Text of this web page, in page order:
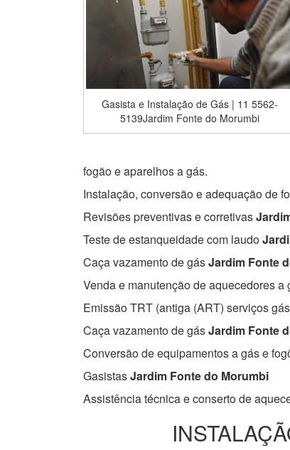
Gasista e Instalação de Gás | 11 5562-
5139Jardim Fonte do Morumbi
fogão e aparelhos a gás.
Instalação, conversão e adequação de
Revisões preventivas e corretivas
Teste de estanqueidade com laudo
Caça vazamento de gásJardim Fonte
Venda e manutenção de aquecedores a
Emissão TRT (antiga (ART) serviços gás
Caça vazamento de gásJardim Fonte
Conversão de equipamentos a gás e
GasistasJardim Fonte do Morumbi
Assistência técnica e conserto de